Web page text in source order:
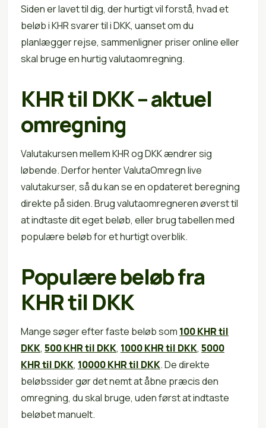
Siden er lavet til dig, der hurtigt vil forstå, hvad et
beløb i KHR svarer til i DKK, uanset om du
planlægger rejse, sammenligner priser online eller
skal bruge en hurtig valutaomregning.
KHR til DKK – aktuel
omregning
Valutakursen mellem KHR og DKK ændrer sig
løbende. Derfor henter ValutaOmregn live
valutakurser, så du kan se en opdateret beregning
direkte på siden. Brug valutaomregneren øverst til
at indtaste dit eget beløb, eller brug tabellen med
populære beløb for et hurtigt overblik.
Populære beløb fra
KHR til DKK
Mange søger efter faste beløb som 100 KHR til
DKK, 500 KHR til DKK, 1000 KHR til DKK, 5000
KHR til DKK, 10000 KHR til DKK. De direkte
beløbssider gør det nemt at åbne præcis den
omregning, du skal bruge, uden først at indtaste
beløbet manuelt.